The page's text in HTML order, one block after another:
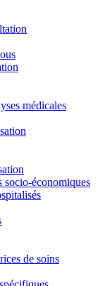
médicales
socio-économiques
de soins